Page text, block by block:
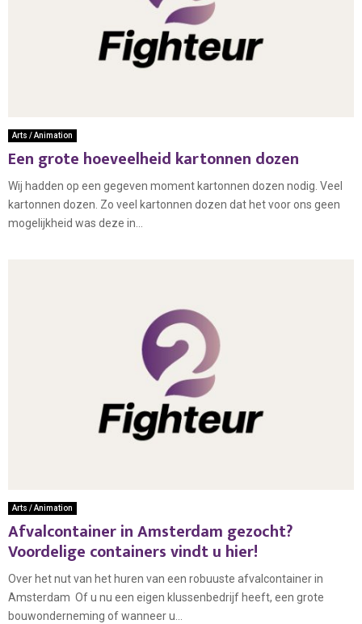
Arts / Animation
Een grote hoeveelheid kartonnen dozen
Wij hadden op een gegeven moment kartonnen dozen nodig. Veel
kartonnen dozen. Zo veel kartonnen dozen dat het voor ons geen
mogelijkheid was deze in...
Arts / Animation
Afvalcontainer in Amsterdam gezocht?
Voordelige containers vindt u hier!
Over het nut van het huren van een robuuste afvalcontainer in
Amsterdam Of u nu een eigen klussenbedrijf heeft, een grote
bouwonderneming of wanneer u...